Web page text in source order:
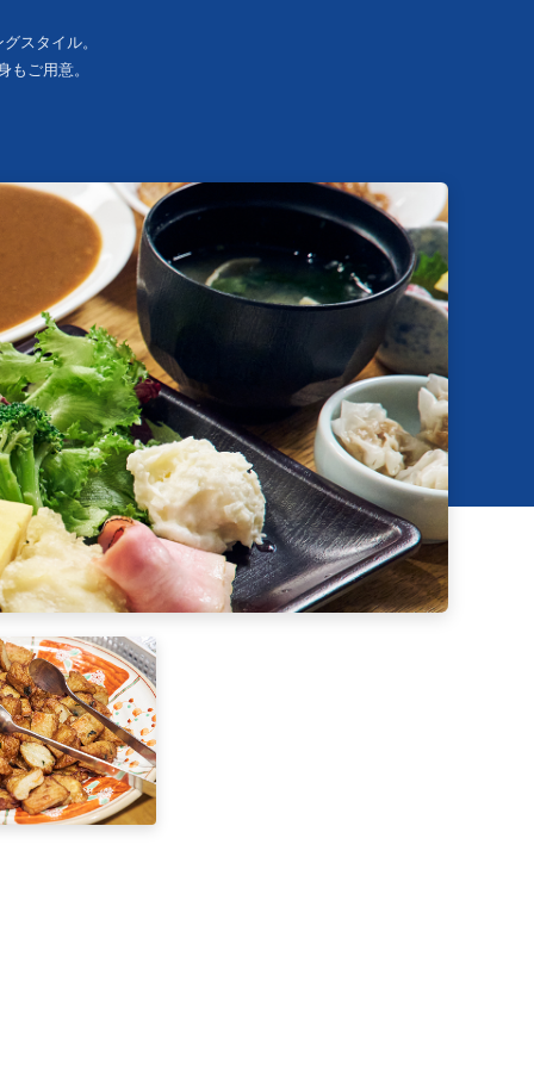
スタイル。
ご用意。